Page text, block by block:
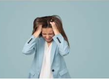
compliqué